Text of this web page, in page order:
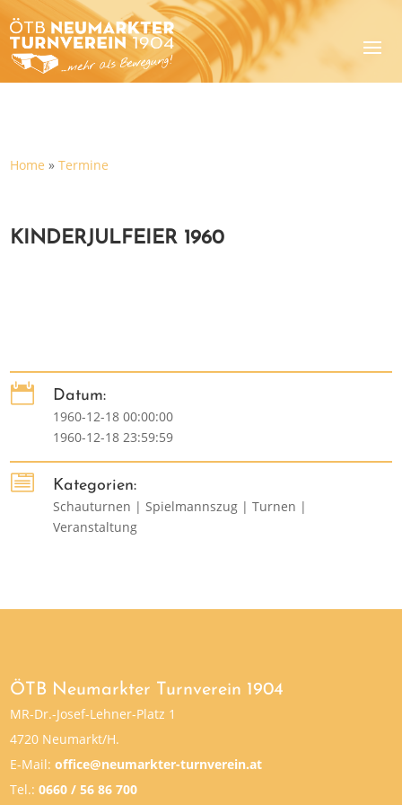
Home »Termine
KINDERJULFEIER 1960

Datum:
1960-12-18 00:00:00
1960-12-18 23:59:59

Kategorien:
Schauturnen | Spielmannszug | Turnen |
Veranstaltung
ÖTB Neumarkter Turnverein 1904
MR-Dr.-Josef-Lehner-Platz 1
4720 Neumarkt/H.
E-Mail:office@neumarkter-turnverein.at
Tel.:0660 / 56 86 700